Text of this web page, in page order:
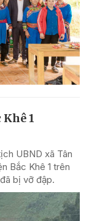
1
UBND xã Tân
Bắc Khê 1 trên
bị vỡ đập.